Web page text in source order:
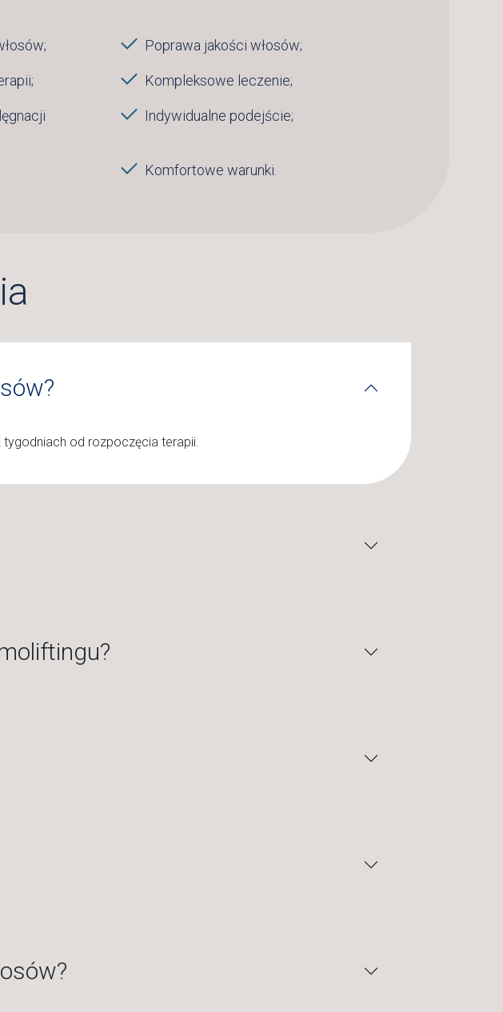
Poprawa jakości włosów;
Kompleksowe leczenie;
Indywidualne podejście;
Komfortowe warunki.
tygodniach od rozpoczęcia terapii.